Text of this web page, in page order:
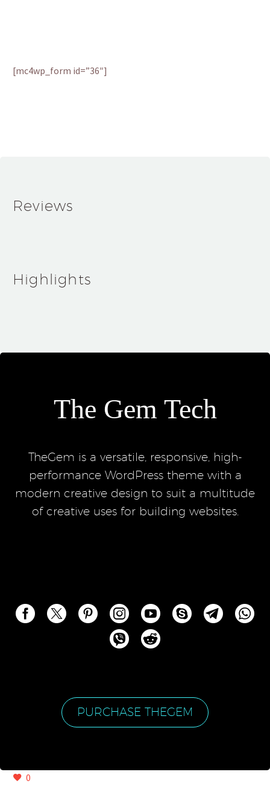
[mc4wp_form id=”36″]
Reviews
Highlights
The Gem Tech
TheGem is a versatile, responsive, high-
performance WordPress theme with a
modern creative design to suit a multitude
of creative uses for building websites.
PURCHASE THEGEM
0